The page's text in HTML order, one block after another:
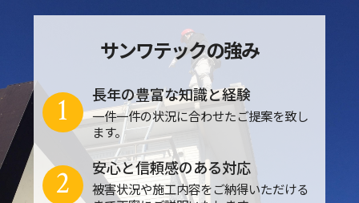
サンワテックの強み
長年の豊富な知識と経験
一件一件の状況に合わせたご提案を致し
ます。
1
安心と信頼感のある対応
被害状況や施工内容をご納得いただける
2